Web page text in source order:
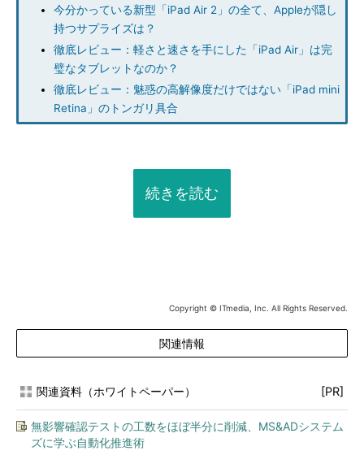
今分かっている新型「iPad Air 2」の全て、Appleが隠し
持つサプライズは？
徹底レビュー：軽さと速さを手にした「iPad Air」は完
璧なタブレットなのか？
徹底レビュー：魅惑の高解像度だけではない「iPad mini
Retina」のトンガリ具合
続きを読む
Copyright © ITmedia, Inc. All Rights Reserved.
関連情報
関連資料（ホワイトペーパー） [PR]
無影響確認テストの工数をほぼ半分に削減、MS&ADシステム
ズに学ぶ自動化推進術